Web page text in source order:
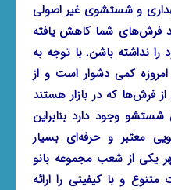
و شستشوی غیر اصولی
فرش‌های شما کاهش یافته
را نداشته باشن. با توجه به
کمی دشوار است و از
فرش‌ها که در بازار هستند
وجود دارد بنابراین
معتبر و حرفه‌ای بسیار
یکی از شعب مجموعه بانو
و با کیفیتی را ارائه